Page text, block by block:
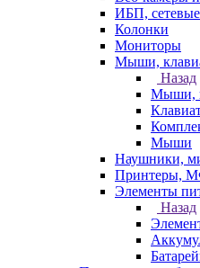
ИБП,
Колонки
Мониторы
Мыши,
Назад
Мыши,
Мыши
Наушники,
Принтеры,
Элементы
Назад